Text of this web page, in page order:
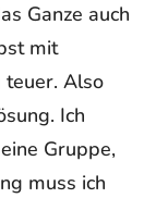
Ganze auch
mit
teuer. Also
Ich
Gruppe,
muss ich